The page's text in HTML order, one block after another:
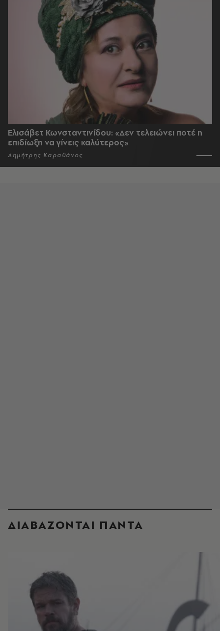
Ελισάβετ Κωνσταντινίδου: «Δεν τελειώνει ποτέ η
επιδίωξη να γίνεις καλύτερος»
Δημήτρης Καραθάνος
ΔΙΑΒΑΖΟΝΤΑΙ ΠΑΝΤΑ